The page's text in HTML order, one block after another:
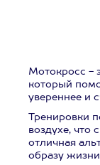
Мотокросс -
который
увереннее и
Тренировки
воздухе, что
отличная
образу